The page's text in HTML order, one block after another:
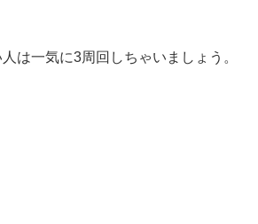
は一気に3周回しちゃいましょう。